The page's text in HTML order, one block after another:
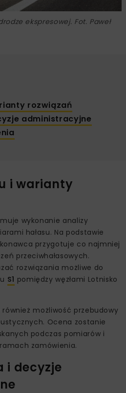
ekspresowej. Fot. Paweł
rozwiązań
administracyjne
i warianty
wykonanie analizy
hałasu. Na podstawie
przygotuje co najmniej
przeciwhałasowych.
rozwiązania możliwe do
S1 pomiędzy węzłami Lotnisko
możliwość przebudowy
Ocena zostanie
podczas pomiarów i
zamówienia.
i decyzje